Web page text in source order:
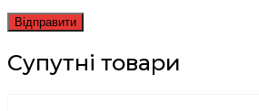
Супутні товари